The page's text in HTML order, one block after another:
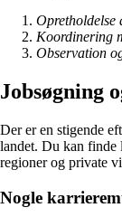
Opretholdelse
Koordinering
Observation
Jobsøgning
Der er en stigende
landet. Du kan finde
regioner og private
Nogle